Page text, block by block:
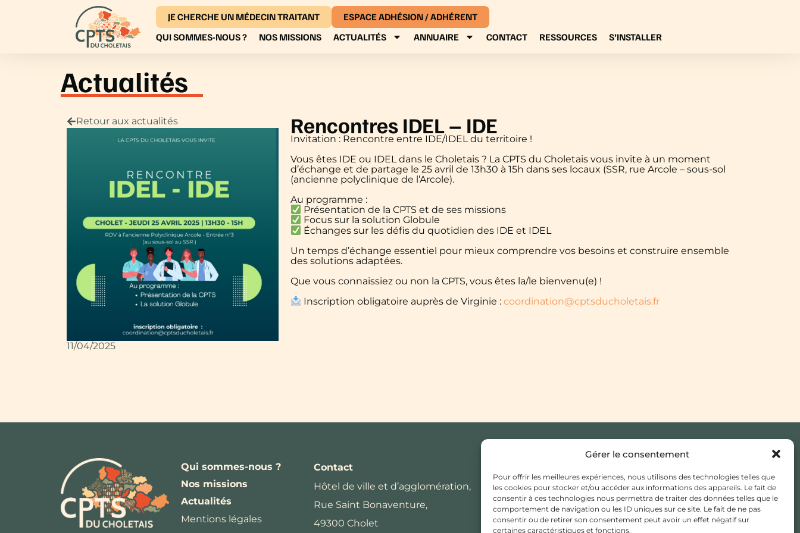
Gérer le consentement
Pour offrir les meilleures expériences, nous utilisons des technologies telles que
les cookies pour stocker et/ou accéder aux informations des appareils. Le fait de
consentir à ces technologies nous permettra de traiter des données telles que le
comportement de navigation ou les ID uniques sur ce site. Le fait de ne pas
consentir ou de retirer son consentement peut avoir un effet négatif sur
certaines caractéristiques et fonctions.
JE CHERCHE UN MÉDECIN TRAITANT
ESPACE ADHÉSION / ADHÉRENT
QUI SOMMES-NOUS ?
NOS MISSIONS ACTUALITÉS ANNUAIRE CONTACT RESSOURCES S’INSTALLER
Actualités
Retour aux actualités
11/04/2025
Rencontres IDEL – IDE
Invitation : Rencontre entre IDE/IDEL du territoire !
Vous êtes IDE ou IDEL dans le Choletais ? La CPTS du Choletais vous invite à un moment
d’échange et de partage le 25 avril de 13h30 à 15h dans ses locaux (SSR, rue Arcole – sous-sol
(ancienne polyclinique de l’Arcole).
Au programme :
Présentation de la CPTS et de ses missions
Focus sur la solution Globule
Échanges sur les défis du quotidien des IDE et IDEL
Un temps d’échange essentiel pour mieux comprendre vos besoins et construire ensemble
des solutions adaptées.
Que vous connaissiez ou non la CPTS, vous êtes la/le bienvenu(e) !
Inscription obligatoire auprès de Virginie :coordination@cptsducholetais.fr
Qui sommes-nous ?
Nos missions
Actualités
Mentions légales
Contact
Hôtel de ville et d’agglomération,
Rue Saint Bonaventure,
49300 Cholet
TRAITANT
ESPACE ADHÉSION /
ADHÉRENT